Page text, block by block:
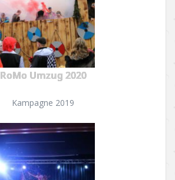
RoMo Umzug 2020
Kampagne 2019